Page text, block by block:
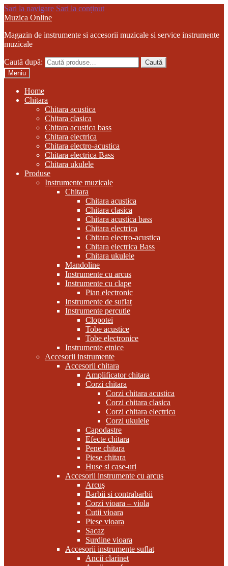
Sari la navigare Sari la conținut
Muzica Online
Magazin de instrumente si accesorii muzicale si service instrumente
muzicale
Caută după:
Caută
Meniu
Home
Chitara
Chitara acustica
Chitara clasica
Chitara acustica bass
Chitara electrica
Chitara electro-acustica
Chitara electrica Bass
Chitara ukulele
Produse
Instrumente muzicale
Chitara
Chitara acustica
Chitara clasica
Chitara acustica bass
Chitara electrica
Chitara electro-acustica
Chitara electrica Bass
Chitara ukulele
Mandoline
Instrumente cu arcus
Instrumente cu clape
Pian electronic
Instrumente de suflat
Instrumente percutie
Clopotei
Tobe acustice
Tobe electronice
Instrumente etnice
Accesorii instrumente
Accesorii chitara
Amplificator chitara
Corzi chitara
Corzi chitara acustica
Corzi chitara clasica
Corzi chitara electrica
Corzi ukulele
Capodastre
Efecte chitara
Pene chitara
Piese chitara
Huse si case-uri
Accesorii instrumente cu arcus
Arcuş
Barbii si contrabarbii
Corzi vioara – viola
Cutii vioara
Piese vioara
Sacaz
Surdine vioara
Accesorii instrumente suflat
Ancii clarinet